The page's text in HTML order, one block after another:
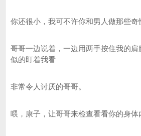
你还很小，我可不许你和男人做那些奇
哥哥一边说着，一边用两手按住我的
似的盯着我看
非常令人讨厌的哥哥。
喂，康子，让哥哥来检查看看你的身体